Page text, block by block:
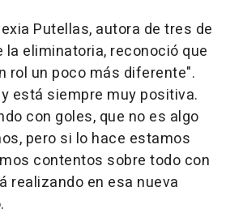
Putellas, autora de tres de
eliminatoria, reconoció que
rol un poco más diferente".
está siempre muy positiva.
con goles, que no es algo
pero si lo hace estamos
contentos sobre todo con
realizando en esa nueva